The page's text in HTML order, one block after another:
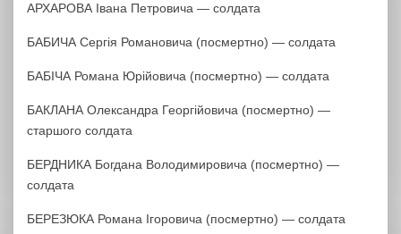
АРХАРОВА Івана Петровича — солдата
БАБИЧА Сергія Романовича (посмертно) — солдата
БАБІЧА Романа Юрійовича (посмертно) — солдата
БАКЛАНА Олександра Георгійовича (посмертно) —
старшого солдата
БЕРДНИКА Богдана Володимировича (посмертно) —
солдата
БЕРЕЗЮКА Романа Ігоровича (посмертно) — солдата